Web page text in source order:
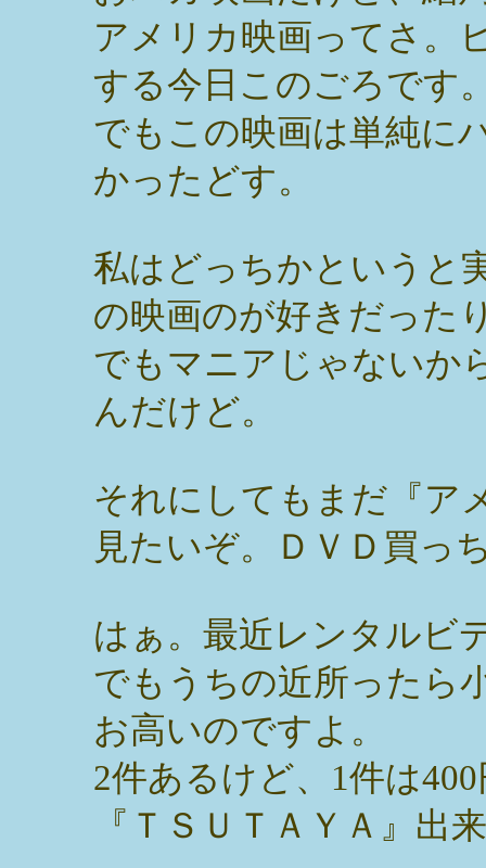
アメリカ映画ってさ。
する今日このごろです
でもこの映画は単純に
かったどす。
私はどっちかというと
の映画のが好きだった
でもマニアじゃないか
んだけど。
それにしてもまだ『ア
見たいぞ。ＤＶＤ買っ
はぁ。最近レンタルビ
でもうちの近所ったら
お高いのですよ。
2件あるけど、1件は
『ＴＳＵＴＡＹＡ』出